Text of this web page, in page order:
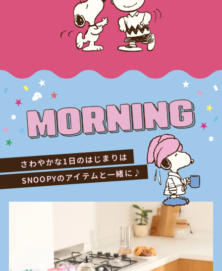
さわやかな1日のはじまりは
SNOOPYのアイテムと一緒に♪